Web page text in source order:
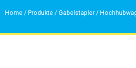
Home / Produkte / Gabelstapler /